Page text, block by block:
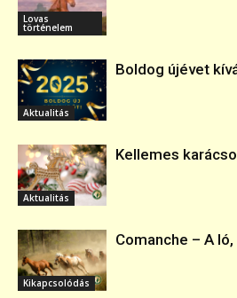
Lovas
történelem
Aktualitás
Boldog újévet
Aktualitás
Kellemes
Kikapcsolódás
Comanche – A ló,